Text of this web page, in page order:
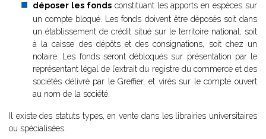
déposer les fondsconstituant les apports en espèces sur
un compte bloqué. Les fonds doivent être déposés soit dans
un établissement de crédit situé sur le territoire national, soit
à la caisse des dépôts et des consignations, soit chez un
notaire. Les fonds seront débloqués sur présentation par le
représentant légal de l’extrait du registre du commerce et des
sociétés délivré par le Greffier, et virés sur le compte ouvert
au nom de la société.
Il existe des statuts types, en vente dans les librairies universitaires
ou spécialisées.